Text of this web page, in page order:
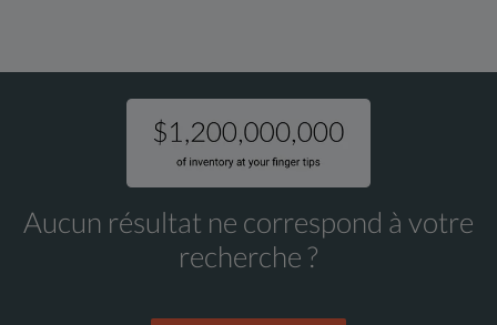
Aucun résultat ne correspond à votre
recherche ?